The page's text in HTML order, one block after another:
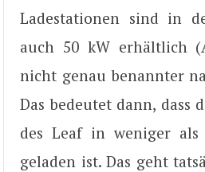
Ladestationen sind in
auch 50 kW erhältlich
nicht genau benannter
Das bedeutet dann, dass
des Leaf in weniger
geladen ist. Das geht